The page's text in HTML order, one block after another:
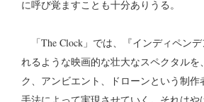
に呼び覚ますことも十分ありうる。
「The Clock」では、『インディペン
れるような映画的な壮大なスペクタルを
ク、アンビエント、ドローンという制作